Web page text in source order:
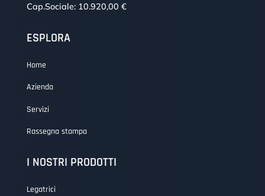
Cap.Sociale: 10.920,00 €
ESPLORA
Home
Azienda
Servizi
Rassegna stampa
I NOSTRI PRODOTTI
Legatrici